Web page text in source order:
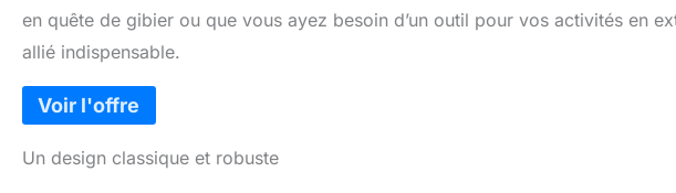
en quête de gibier ou que vous ayez besoin d’un outil pour vos activités en
allié indispensable.
Un design classique et robuste